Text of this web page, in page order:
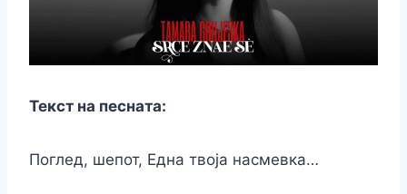
Текст на песната:
Поглед, шепот, Една твоја насмевка…